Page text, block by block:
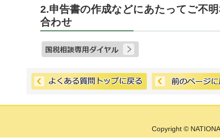
2.申告書の作成などにあたってご不
合わせ
Copyright ©